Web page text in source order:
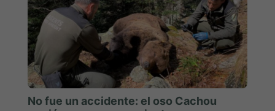
No fue un accidente: el oso Cachou